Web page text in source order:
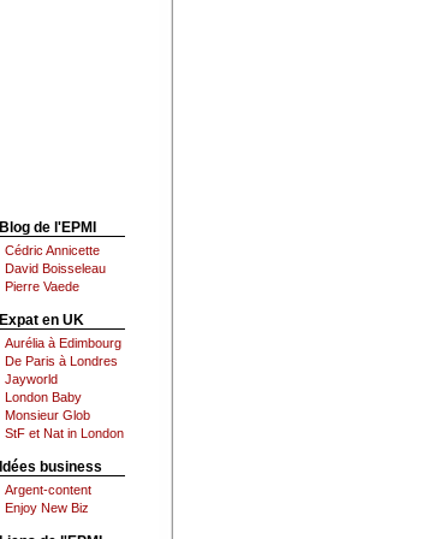
Blog de l'EPMI
Cédric Annicette
David Boisseleau
Pierre Vaede
Expat en UK
Aurélia à Edimbourg
De Paris à Londres
Jayworld
London Baby
Monsieur Glob
StF et Nat in London
Idées business
Argent-content
Enjoy New Biz